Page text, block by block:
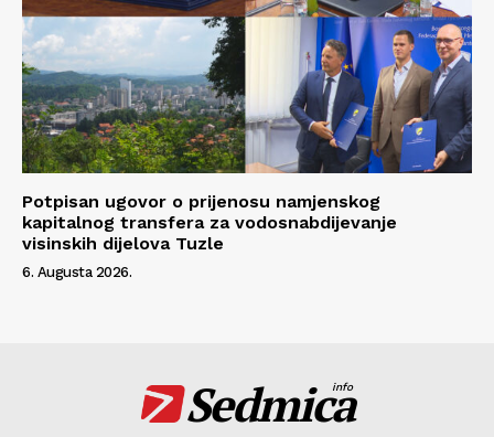
Potpisan ugovor o prijenosu namjenskog
kapitalnog transfera za vodosnabdijevanje
visinskih dijelova Tuzle
6. Augusta 2026.
Sedmica
info